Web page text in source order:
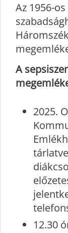
Az 1956-
A
2025.
12.30